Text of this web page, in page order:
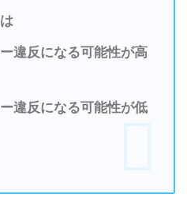
違反になる可能性が高
違反になる可能性が低